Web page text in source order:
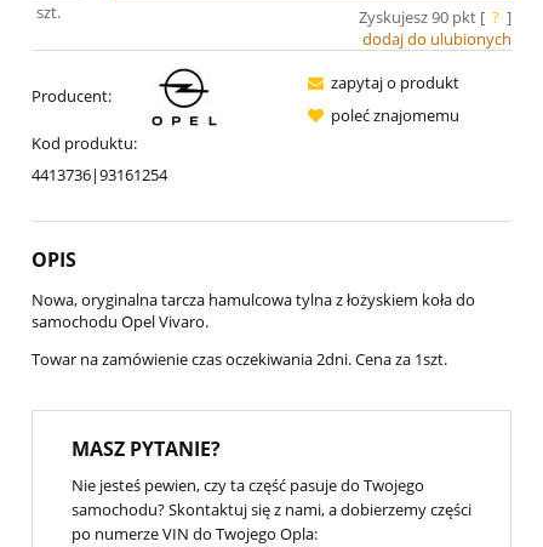
szt. Zyskujesz90pkt [ ? ]
dodaj do ulubionych
Producent:
Kod produktu:
4413736|93161254
zapytaj o produkt
poleć znajomemu
OPIS
Nowa, oryginalna tarcza hamulcowa tylna z łożyskiem koła do
samochodu Opel Vivaro.
Towar na zamówienie czas oczekiwania 2dni. Cena za 1szt.
MASZ PYTANIE?
Nie jesteś pewien, czy ta część pasuje do Twojego
samochodu? Skontaktuj się z nami, a dobierzemy części
po numerze VIN do Twojego Opla: